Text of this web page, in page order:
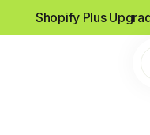
Shopify Plus